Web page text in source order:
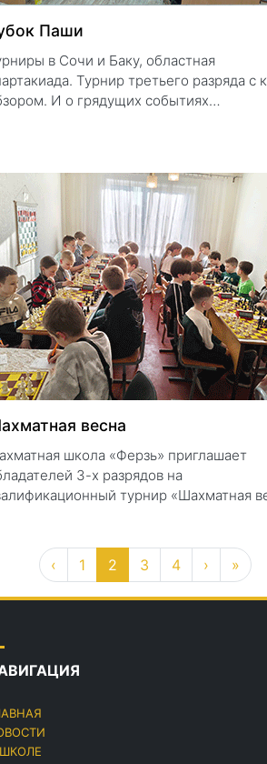
Паши
в Сочи и Баку, областная
Турнир третьего разряда с
И о грядущих событиях…
весна
школа «Ферзь» приглашает
3-х разрядов на
турнир «Шахматная
‹ 1 2 3 4 › »